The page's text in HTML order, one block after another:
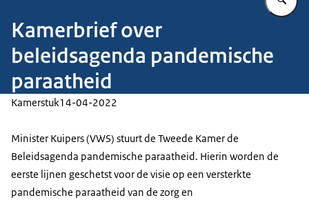
Kamerbrief over
beleidsagenda pandemische
paraatheid
Kamerstuk14-04-2022
Minister Kuipers (VWS) stuurt de Tweede Kamer de
Beleidsagenda pandemische paraatheid. Hierin worden de
eerste lijnen geschetst voor de visie op een versterkte
pandemische paraatheid van de zorg en